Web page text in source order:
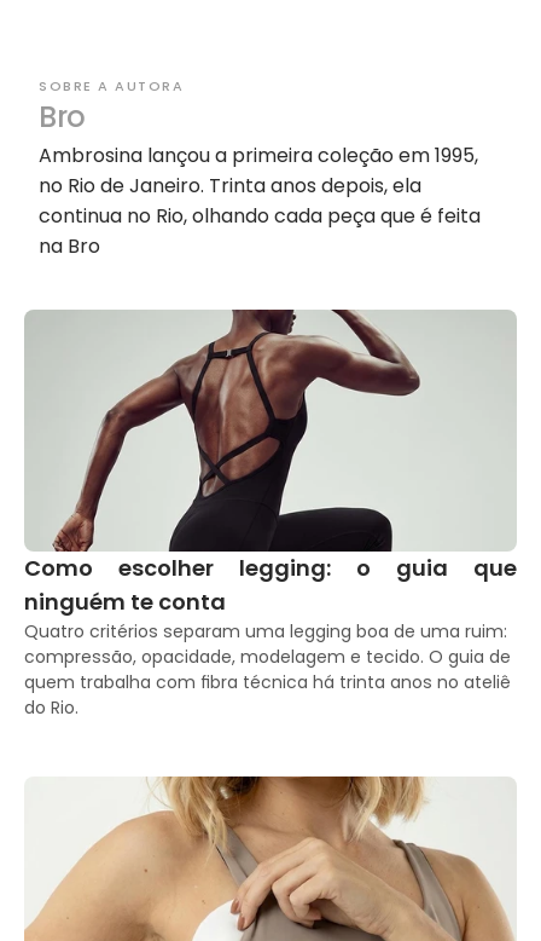
SOBRE A AUTORA
Bro
Ambrosina lançou a primeira coleção em 1995,
no Rio de Janeiro. Trinta anos depois, ela
continua no Rio, olhando cada peça que é feita
na Bro
Como escolher legging: o guia que
ninguém te conta
Quatro critérios separam uma legging boa de uma ruim:
compressão, opacidade, modelagem e tecido. O guia de
quem trabalha com fibra técnica há trinta anos no ateliê
do Rio.